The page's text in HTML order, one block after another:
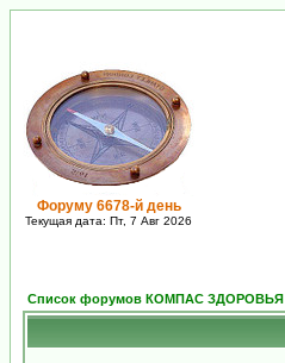
Форуму 6678-й день
Текущая дата: Пт, 7 Авг 2026
Список форумов КОМПАС ЗДОРОВЬЯ